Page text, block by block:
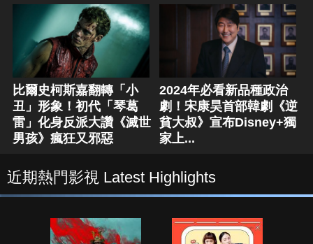
比爾史柯斯嘉翻轉「小
丑」形象！初代「琴葛
雷」化身反派大讚《滅世
男孩》瘋狂又邪惡
2024年必看新品種政治
劇！宋康昊首部韓劇《逆
貧大叔》宣布Disney+獨
家上...
近期熱門影視 Latest Highlights